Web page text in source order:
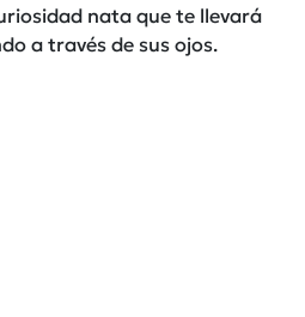
nata que te llevará
a través de sus ojos.